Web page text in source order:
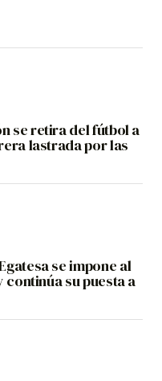
se retira del fútbol a
lastrada por las
se impone al
su puesta a